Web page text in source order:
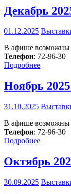
Декабрь
01.12.2025
В афише возможны
Телефон: 72-96-30
Подробнее
Ноябрь
31.10.2025
В афише возможны
Телефон: 72-96-30
Подробнее
Октябрь
30.09.2025